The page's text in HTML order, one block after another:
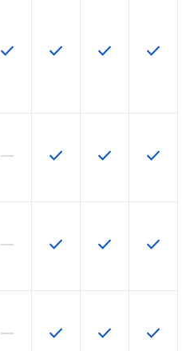
Esta funcionalidade está
check Esta funcionalidade está
check Esta
check Esta
check
Esta funcionalidade não é
horizontal_rule Esta funcionalidade está
check Esta
check Esta
check
Esta funcionalidade não é
horizontal_rule Esta funcionalidade está
check Esta
check Esta
check
Esta funcionalidade não é
horizontal_rule Esta funcionalidade está
check Esta
check Esta
check